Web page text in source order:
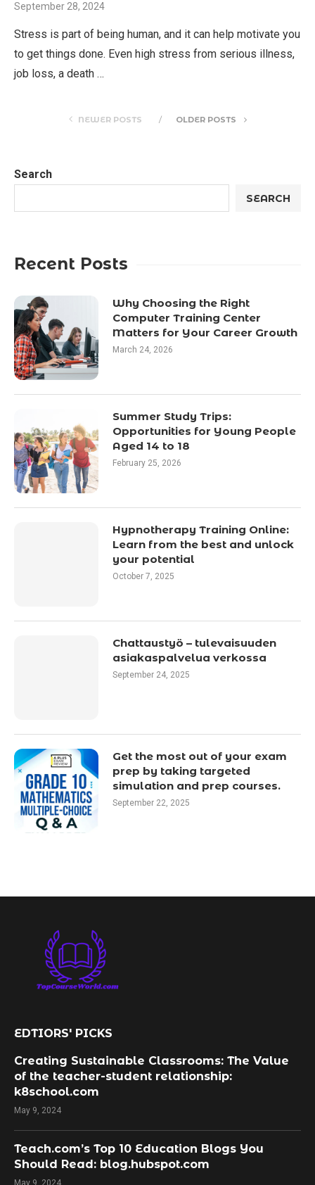
September 28, 2024
Stress is part of being human, and it can help motivate you
to get things done. Even high stress from serious illness,
job loss, a death …
NEWER POSTS OLDER POSTS
Search
SEARCH
Recent Posts
Why Choosing the Right
Computer Training Center
Matters for Your Career Growth
March 24, 2026
Summer Study Trips:
Opportunities for Young People
Aged 14 to 18
February 25, 2026
Hypnotherapy Training Online:
Learn from the best and unlock
your potential
October 7, 2025
Chattaustyö – tulevaisuuden
asiakaspalvelua verkossa
September 24, 2025
Get the most out of your exam
prep by taking targeted
simulation and prep courses.
September 22, 2025
EDTIORS' PICKS
Creating Sustainable Classrooms: The Value
of the teacher-student relationship:
k8school.com
May 9, 2024
Teach.com’s Top 10 Education Blogs You
Should Read: blog.hubspot.com
May 9, 2024